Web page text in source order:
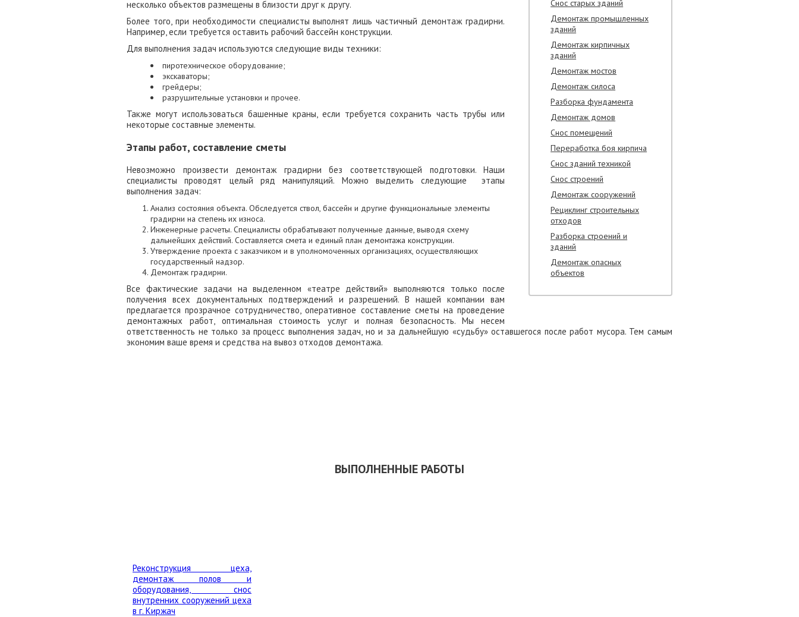
Снос старых зданий
Демонтаж промышленных
зданий
Демонтаж кирпичных
зданий
Демонтаж мостов
Демонтаж силоса
Разборка фундамента
Демонтаж домов
Снос помещений
Переработка боя кирпича
Снос зданий техникой
Снос строений
Демонтаж сооружений
Рециклинг строительных
отходов
Разборка строений и
зданий
Демонтаж опасных
объектов
несколько объектов размещены в близости друг к другу.
Более того, при необходимости специалисты выполнят лишь частичный демонтаж градирни.
Например, если требуется оставить рабочий бассейн конструкции.
Для выполнения задач используются следующие виды техники:
пиротехническое оборудование;
экскаваторы;
грейдеры;
разрушительные установки и прочее.
Также могут использоваться башенные краны, если требуется сохранить часть трубы или
некоторые составные элементы.
Этапы работ, составление сметы
Невозможно произвести демонтаж градирни без соответствующей подготовки. Наши
специалисты проводят целый ряд манипуляций. Можно выделить следующие этапы
выполнения задач:
Анализ состояния объекта. Обследуется ствол, бассейн и другие функциональные элементы
градирни на степень их износа.
Инженерные расчеты. Специалисты обрабатывают полученные данные, выводя схему
дальнейших действий. Составляется смета и единый план демонтажа конструкции.
Утверждение проекта с заказчиком и в уполномоченных организациях, осуществляющих
государственный надзор.
Демонтаж градирни.
Все фактические задачи на выделенном «театре действий» выполняются только после
получения всех документальных подтверждений и разрешений. В нашей компании вам
предлагается прозрачное сотрудничество, оперативное составление сметы на проведение
демонтажных работ, оптимальная стоимость услуг и полная безопасность. Мы несем
ответственность не только за процесс выполнения задач, но и за дальнейшую «судьбу» оставшегося после работ мусора. Тем самым
экономим ваше время и средства на вывоз отходов демонтажа.
ВЫПОЛНЕННЫЕ РАБОТЫ
Реконструкция цеха,
демонтаж полов и
оборудования, снос
внутренних сооружений цеха
в г. Киржач